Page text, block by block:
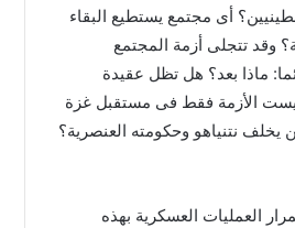
أى مجتمع يستطيع البقاء
وقد تتجلى أزمة المجتمع
ماذا بعد؟ هل تظل عقيدة
الأزمة فقط فى مستقبل غزة
نتنياهو وحكومته العنصرية؟
العمليات العسكرية بهذه